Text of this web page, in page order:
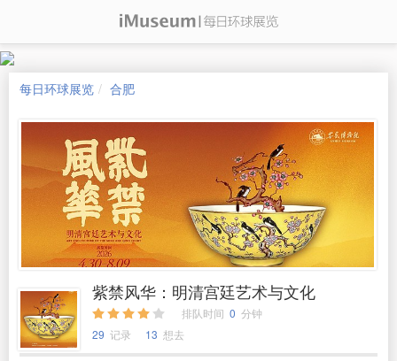
每日环球展览 合肥
紫禁风华：明清宫廷艺术与文化
排队时间 0 分钟
29 记录 13 想去